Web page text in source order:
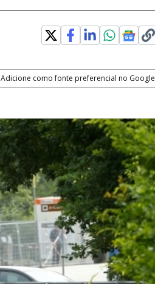
Adicione como fonte preferencial no Google